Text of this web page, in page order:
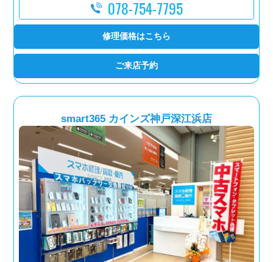
078-754-7795
修理価格はこちら
ご来店予約
smart365 カインズ神戸深江浜店